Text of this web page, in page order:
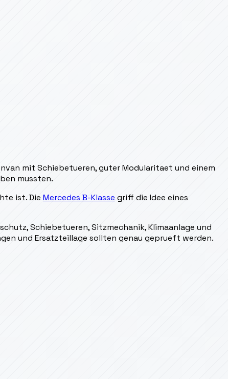
mit Schiebetueren, guter Modularitaet und einem
mussten.
ist. Die Mercedes B-Klasse griff die Idee eines
Schiebetueren, Sitzmechanik, Klimaanlage und
und Ersatzteillage sollten genau geprueft werden.